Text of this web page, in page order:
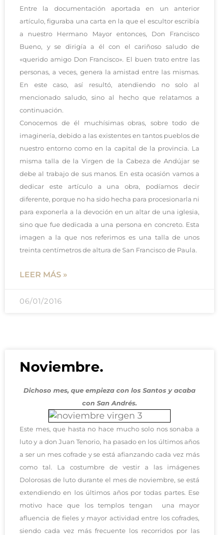
Entre la documentación aportada en un anterior
artículo, figuraba una carta en la que el escultor escribía
a nuestro Hermano Mayor entonces, Don Francisco
Bueno, y se dirigía a él con el cariñoso saludo de
«querido amigo Don Francisco». El buen trato entre las
personas, a veces, genera la amistad entre las mismas.
En este caso, así resultó, atendiendo no solo al
mencionado saludo, sino al hecho que relatamos a
continuación.
Conocemos de él muchísimas obras, sobre todo de
imaginería, debido a las existentes en tantos pueblos de
nuestro entorno como en la capital de la provincia. La
misma talla de la Virgen de la Cabeza de Andújar se
debe al trabajo de sus manos. En esta ocasión vamos a
dedicar este artículo a una obra, podíamos decir
diferente, porque no ha sido hecha para procesionarla ni
para exponerla a la devoción en un altar de una iglesia,
sino que fue dedicada a una persona en concreto. Esta
imagen a la que nos referimos es una talla de unos
treinta centímetros de altura de San Francisco de Paula.
LEER MÁS »
06/01/2016
Noviembre.
Dichoso mes, que empieza con los Santos y acaba
con San Andrés.
Este mes, que hasta no hace mucho solo nos sonaba a
luto y a don Juan Tenorio, ha pasado en los últimos años
a ser un mes cofrade y se está afianzando cada vez más
como tal. La costumbre de vestir a las imágenes
Dolorosas de luto durante el mes de noviembre, se está
extendiendo en los últimos años por todas partes. Ese
motivo hace que los templos tengan una mayor
afluencia de fieles y mayor actividad entre los cofrades,
siendo cada vez más frecuente los recorridos por las